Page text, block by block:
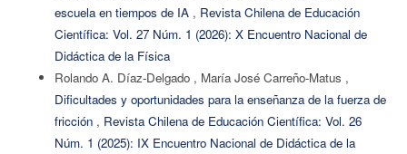
escuela en tiempos de IA , Revista Chilena de Educación
Científica: Vol. 27 Núm. 1 (2026): X Encuentro Nacional de
Didáctica de la Física
Rolando A. Díaz-Delgado , María José Carreño-Matus ,
Dificultades y oportunidades para la enseñanza de la fuerza de
fricción , Revista Chilena de Educación Científica: Vol. 26
Núm. 1 (2025): IX Encuentro Nacional de Didáctica de la